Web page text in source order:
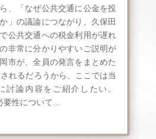
、「なぜ公共交通に公金を投
」の議論につながり、久保田
公共交通への税金利用が遅れ
非常に分かりやすいご説明が
市が、全員の発言をまとめた
れるだろうから、ここでは当
討論内容をご紹介したい。
性について...